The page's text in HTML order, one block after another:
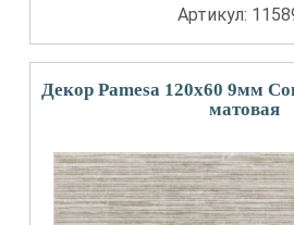
Артикул:
Декор Pamesa 120x60 9мм
матовая